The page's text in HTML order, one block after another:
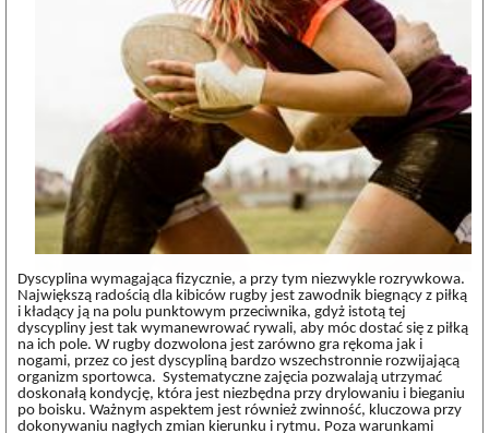
Dyscyplina wymagająca fizycznie, a przy tym niezwykle rozrywkowa.
Największą radością dla kibiców rugby jest zawodnik biegnący z piłką
i kładący ją na polu punktowym przeciwnika, gdyż istotą tej
dyscypliny jest tak wymanewrować rywali, aby móc dostać się z piłką
na ich pole. W rugby dozwolona jest zarówno gra rękoma jak i
nogami, przez co jest dyscypliną bardzo wszechstronnie rozwijającą
organizm sportowca. Systematyczne zajęcia pozwalają utrzymać
doskonałą kondycję, która jest niezbędna przy drylowaniu i bieganiu
po boisku. Ważnym aspektem jest również zwinność, kluczowa przy
dokonywaniu nagłych zmian kierunku i rytmu. Poza warunkami